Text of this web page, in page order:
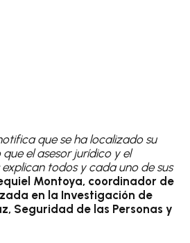
que se ha localizado su
el asesor jurídico y el
explican todos y cada uno de sus
Montoya, coordinador de
en la Investigación de
Seguridad de las Personas y